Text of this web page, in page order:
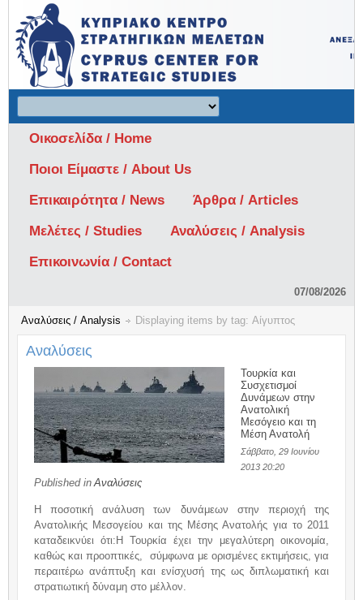
Οικοσελίδα / Home
Ποιοι Είμαστε / About Us
Επικαιρότητα / News
Άρθρα / Articles
Μελέτες / Studies
Αναλύσεις / Analysis
Επικοινωνία / Contact
07/08/2026
Αναλύσεις / Analysis Displaying items by tag: Αίγυπτος
Αναλύσεις
Τουρκία και
Συσχετισμοί
Δυνάμεων στην
Ανατολική
Μεσόγειο και τη
Μέση Ανατολή
Σάββατο, 29 Ιουνίου
2013 20:20
Published in Αναλύσεις
Η ποσοτική ανάλυση των δυνάμεων στην περιοχή της
Ανατολικής Μεσογείου και της Μέσης Ανατολής για το 2011
καταδεικνύει ότι:H Τουρκία έχει την μεγαλύτερη οικονομία,
καθώς και προοπτικές, σύμφωνα με ορισμένες εκτιμήσεις, για
περαιτέρω ανάπτυξη και ενίσχυσή της ως διπλωματική και
στρατιωτική δύναμη στο μέλλον.